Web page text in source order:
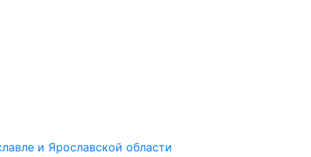
и Ярославской области